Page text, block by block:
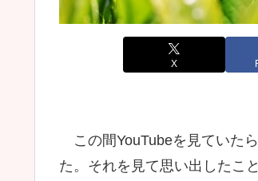
X
この間YouTubeを見ていた
た。それを見て思い出したこ